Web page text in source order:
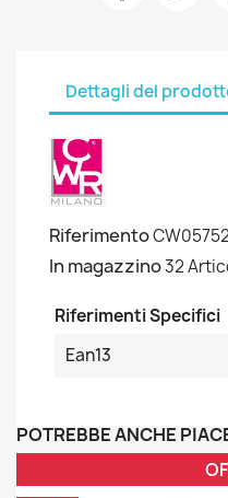
Dettagli del
Riferimento
In magazzino32
Riferimenti Specifici
Ean13
POTREBBE ANCHE